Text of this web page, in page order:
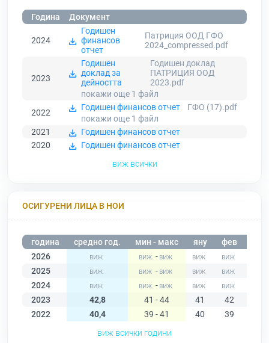
Година Документ
2024
Годишен
финансов
отчет
Патриция ООД ГФО
2024_compressed.pdf
2023
Годишен
доклад за
дейността
Годишен доклад
ПАТРИЦИЯ ООД
2023.pdf
покажи още 1 файл
2022
Годишен финансов отчет
ГФО (17).pdf
покажи още 1 файл
2021
Годишен финансов отчет
2020
Годишен финансов отчет
виж всички
ОСИГУРЕНИ ЛИЦА В НОИ
година средно год. мин - макс яну фев
2026
-
2025
-
2024
-
2023
42,8 41 - 44 41 42
2022
40,4 39 - 41 40 39
виж всички години